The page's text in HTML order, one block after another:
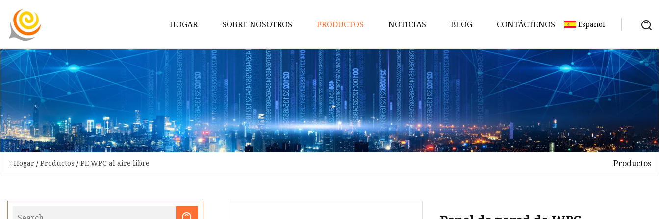
HOGAR SOBRE NOSOTROS PRODUCTOS
WPC para interiores
Panel de pared WPC
Tubo de techo WPC
Tubo de WPC
Tablero de pared UV
PE WPC al aire libre
Cerca al aire libre del PE WPC
NOTICIAS BLOG CONTÁCTENOS Español
Hogar / Productos / PE WPC al aire libre Productos